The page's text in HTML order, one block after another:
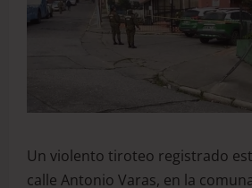
Un violento tiroteo registrado
calle Antonio Varas, en la